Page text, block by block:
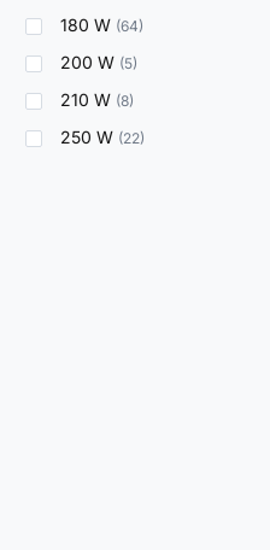
180 W 64
200 W 5
210 W 8
250 W 22